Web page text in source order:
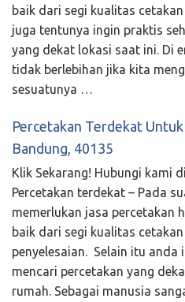
baik dari segi kualitas
juga tentunya ingin praktis
yang dekat lokasi saat ini. Di
tidak berlebihan jika kita
sesuatunya …
Percetakan Terdekat
Bandung, 40135
Klik Sekarang! Hubungi kami
Percetakan terdekat – Pada
memerlukan jasa percetakan
baik dari segi kualitas
penyelesaian. Selain itu anda
mencari percetakan yang
rumah. Sebagai manusia